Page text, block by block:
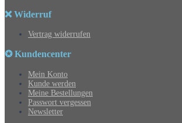
❌ Widerruf
Vertrag widerrufen
✪ Kundencenter
Mein Konto
Kunde werden
Meine Bestellungen
Passwort vergessen
Newsletter